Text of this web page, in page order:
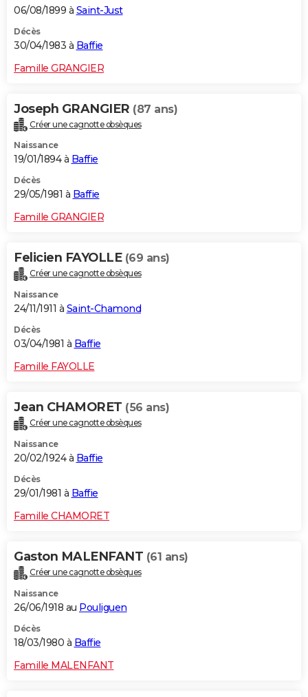
06/08/1899 à Saint-Just
Décès
30/04/1983 à Baffie
Famille GRANGIER
Joseph GRANGIER (87 ans)
Créer une cagnotte obsèques
Naissance
19/01/1894 à Baffie
Décès
29/05/1981 à Baffie
Famille GRANGIER
Felicien FAYOLLE (69 ans)
Créer une cagnotte obsèques
Naissance
24/11/1911 à Saint-Chamond
Décès
03/04/1981 à Baffie
Famille FAYOLLE
Jean CHAMORET (56 ans)
Créer une cagnotte obsèques
Naissance
20/02/1924 à Baffie
Décès
29/01/1981 à Baffie
Famille CHAMORET
Gaston MALENFANT (61 ans)
Créer une cagnotte obsèques
Naissance
26/06/1918 au Pouliguen
Décès
18/03/1980 à Baffie
Famille MALENFANT